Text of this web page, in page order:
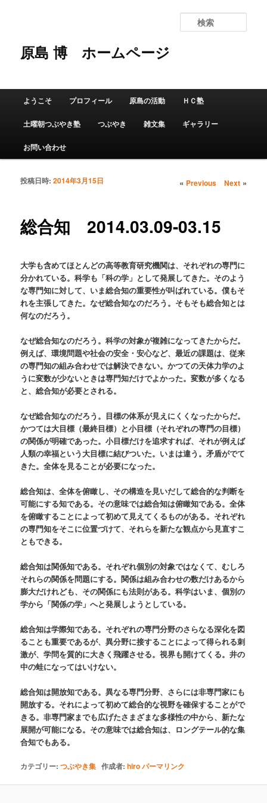
原島 博ホームページ
索
メインメニュー
メインコンテンツへ移動
サブコンテンツへ移動
ようこそ プロフィール 原島の活動 ＨＣ塾
土曜朝つぶやき塾 つぶやき 雑文集 ギャラリー
お問い合わせ
投稿ナビゲーショ
« Previous Next»
総合知 2014.03.09-03.15
投稿日時:2014年3月15日
大学も含めてほとんどの高等教育研究機関は、それぞれの専門に
分かれている。科学も「科の学」として発展してきた。そのよう
な専門知に対して、いま総合知の重要性が叫ばれている。僕もそ
れを主張してきた。なぜ総合知なのだろう。そもそも総合知とは
何なのだろう。
なぜ総合知なのだろう。科学の対象が複雑になってきたからだ。
例えば、環境問題や社会の安全・安心など、最近の課題は、従来
の専門知の組み合わせでは解決できない。かつての天体力学のよ
うに変数が少ないときは専門知だけでよかった。変数が多くなる
と、総合知が必要とされる。
なぜ総合知なのだろう。目標の体系が見えにくくなったからだ。
かつては大目標（最終目標）と小目標（それぞれの専門の目標）
の関係が明確であった。小目標だけを追求すれば、それが例えば
人類の幸福という大目標に結びついた。いまは違う。矛盾がでて
きた。全体を見ることが必要になった。
総合知は、全体を俯瞰し、その構造を見いだして総合的な判断を
可能にする知である。その意味では総合知は俯瞰知である。全体
を俯瞰することによって初めて見えてくるものがある。それぞれ
の専門知をそこに位置づけて、それらを新たな観点から見直すこ
ともできる。
総合知は関係知である。それぞれ個別の対象ではなくて、むしろ
それらの関係を問題にする。関係は組み合わせの数だけあるから
膨大だけれども、その関係にも法則がある。科学はいま、個別の
学から「関係の学」へと発展しようとしている。
総合知は学際知である。それぞれの専門分野のさらなる深化を図
ることも重要であるが、異分野に接することによって得られる刺
激が、学問を質的に大きく飛躍させる。視界も開けてくる。井の
中の蛙になってはいけない。
総合知は開放知である。異なる専門分野、さらには非専門家にも
開放する。それによって初めて総合的な視野を確保することがで
きる。非専門家までも広げたさまざまな多様性の中から、新たな
展開が可能になる。その意味では総合知は、ロングテール的な集
合知でもある。
カテゴリー:つぶやき集 作成者:hiroパーマリンク